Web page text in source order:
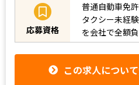
応募資格
普通自動車免
タクシー未経
を会社で全額
この求人につい